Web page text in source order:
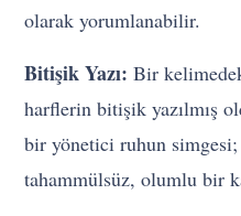
olarak yorumlanabilir.
Bitişik Yazı: Bir
harflerin bitişik yazılmış
bir yönetici ruhun simgesi;
tahammülsüz, olumlu bir